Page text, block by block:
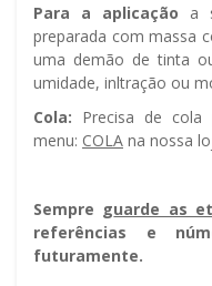
Para a aplicação a
preparada com massa
uma demão de tinta
umidade, infiltração ou
Cola: Precisa de cola
menu: COLA na nossa
Sempre guarde as
referências e
futuramente.